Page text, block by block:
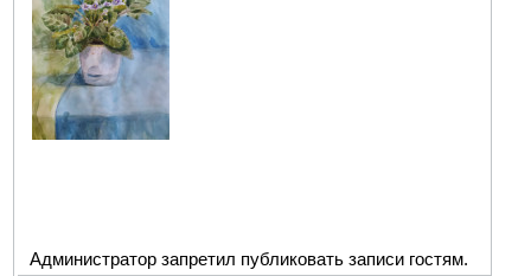
Администратор запретил публиковать записи гостям.